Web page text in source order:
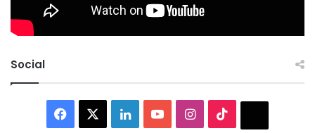
Social
Facebook LinkedInYouTubeInstagram